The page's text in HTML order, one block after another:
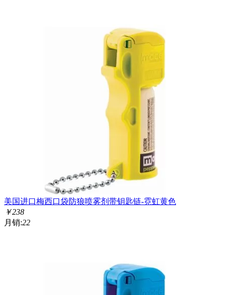
美国进口梅西口袋防狼喷雾剂带钥匙链-霓虹黄色
￥238
月销:22